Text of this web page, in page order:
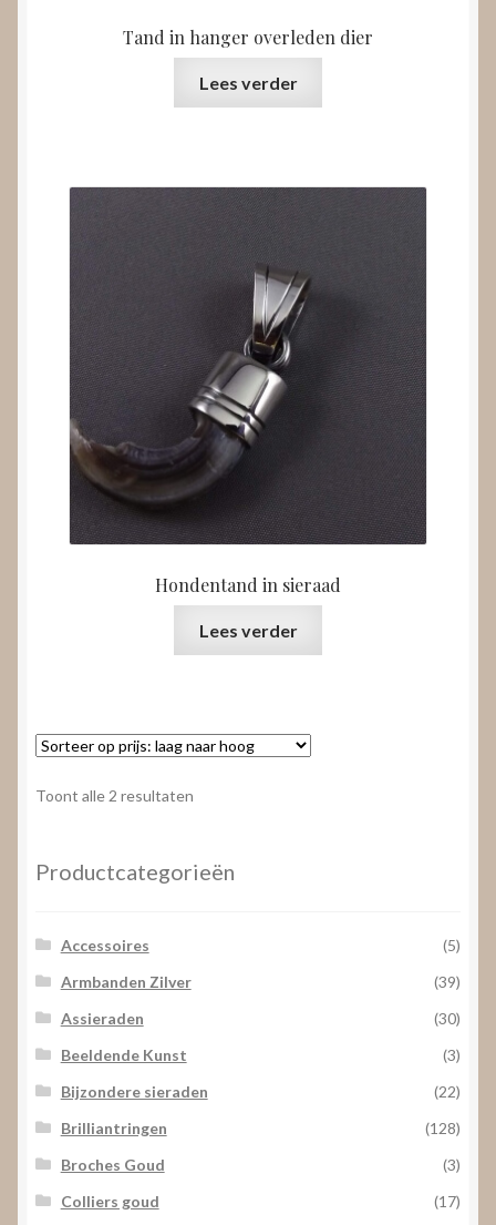
Tand in hanger overleden dier
Lees verder
Hondentand in sieraad
Lees verder
Toont alle 2 resultaten
laag
Productcategorieën
Accessoires
(5)
Armbanden Zilver
(39)
Assieraden
(30)
Beeldende Kunst
(3)
Bijzondere sieraden
(22)
Brilliantringen
(128)
Broches Goud
(3)
Colliers goud
(17)